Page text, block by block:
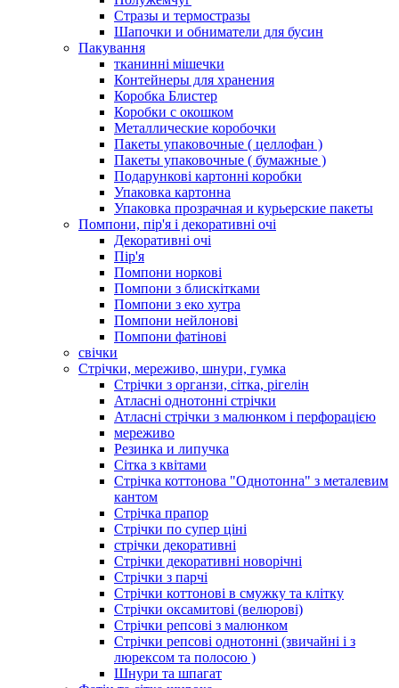
Стразы и термостразы
Шапочки и обниматели для бусин
Пакування
тканинні мішечки
Контейнеры для хранения
Коробка Блистер
Коробки с окошком
Металлические коробочки
Пакеты упаковочные ( целлофан )
Пакеты упаковочные ( бумажные )
Подарункові картонні коробки
Упаковка картонна
Упаковка прозрачная и курьерские пакеты
Помпони, пір'я і декоративні очі
Декоративні очі
Пір'я
Помпони норкові
Помпони з блискітками
Помпони з еко хутра
Помпони нейлонові
Помпони фатінові
свічки
Стрічки, мереживо, шнури, гумка
Стрічки з органзи, сітка, рігелін
Атласні однотонні стрічки
Атласні стрічки з малюнком і перфорацією
мереживо
Резинка и липучка
Сітка з квітами
Стрічка коттонова "Однотонна" з металевим
кантом
Стрічка прапор
Стрічки по супер ціні
стрічки декоративні
Стрічки декоративні новорічні
Стрічки з парчі
Стрічки коттонові в смужку та клітку
Стрічки оксамитові (велюрові)
Стрічки репсові з малюнком
Стрічки репсові однотонні (звичайні і з
люрексом та полосою )
Шнури та шпагат